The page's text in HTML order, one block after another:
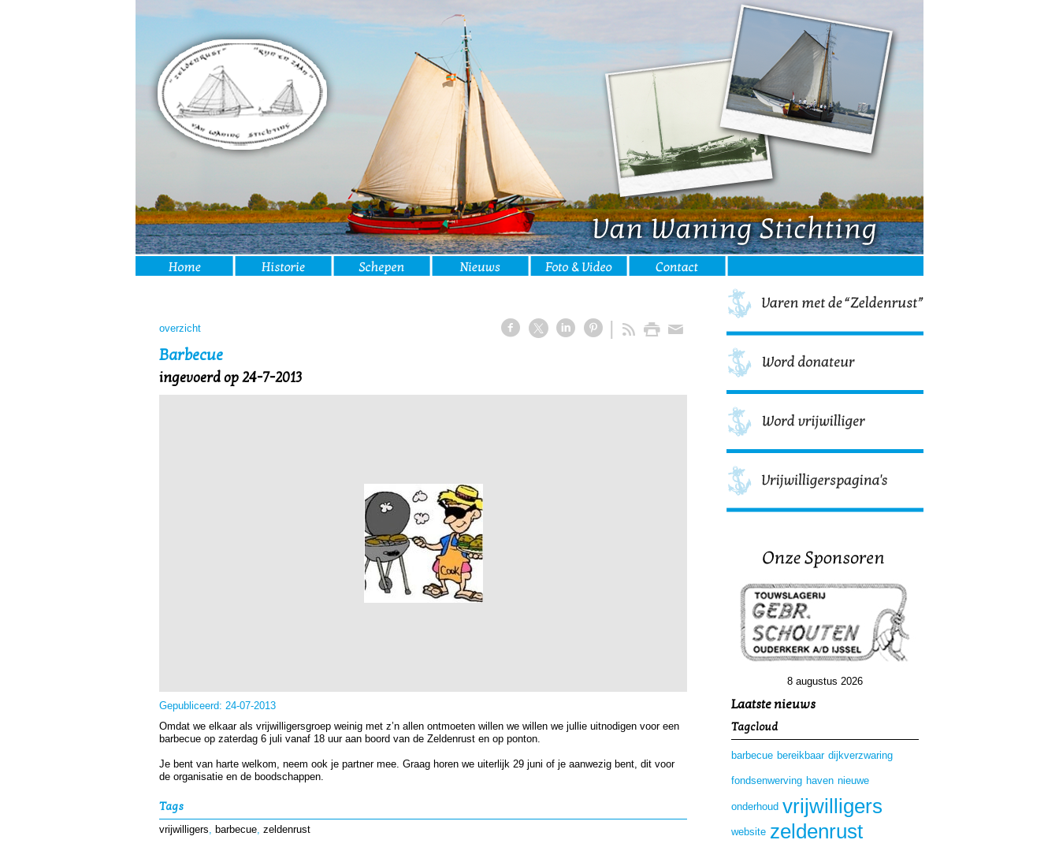
overzicht
Barbecue
ingevoerd op 24-7-2013
Gepubliceerd: 24-07-2013
Omdat we elkaar als vrijwilligersgroep weinig met z’n allen ontmoeten willen we willen we jullie uitnodigen voor een
barbecue op zaterdag 6 juli vanaf 18 uur aan boord van de Zeldenrust en op ponton.
Je bent van harte welkom, neem ook je partner mee. Graag horen we uiterlijk 29 juni of je aanwezig bent, dit voor
de organisatie en de boodschappen.
Tags
vrijwilligers barbecue zeldenrust
8 augustus 2026
Laatste nieuws
Tagcloud
barbecue bereikbaar dijkverzwaring
fondsenwerving haven nieuwe
onderhoud vrijwilligers
website zeldenrust